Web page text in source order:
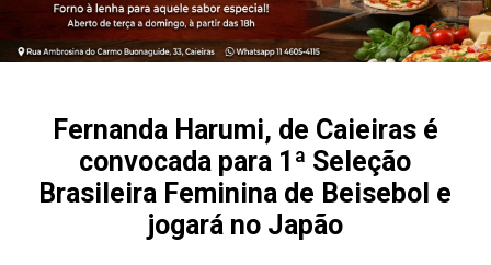
Fernanda Harumi, de Caieiras é
convocada para 1ª Seleção
Brasileira Feminina de Beisebol e
jogará no Japão